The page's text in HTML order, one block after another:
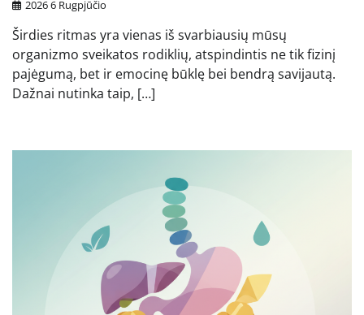
2026 6 Rugpjūčio
Širdies ritmas yra vienas iš svarbiausių mūsų
organizmo sveikatos rodiklių, atspindintis ne tik fizinį
pajėgumą, bet ir emocinę būklę bei bendrą savijautą.
Dažnai nutinka taip, […]